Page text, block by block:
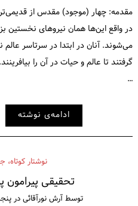
مقدمه: چهار (موجود) مقدس از
در واقع این‌ها همان نیروهای نخستین
می‌شوند. آنان در ابتدا در سرتاسر عالم
گرفتند تا عالم و حیات در آن را
…
ادامه‌ی نوشته
نوشتار کوتاه،
تحقیقی پیرامون
توسطآرش نورآقائی در